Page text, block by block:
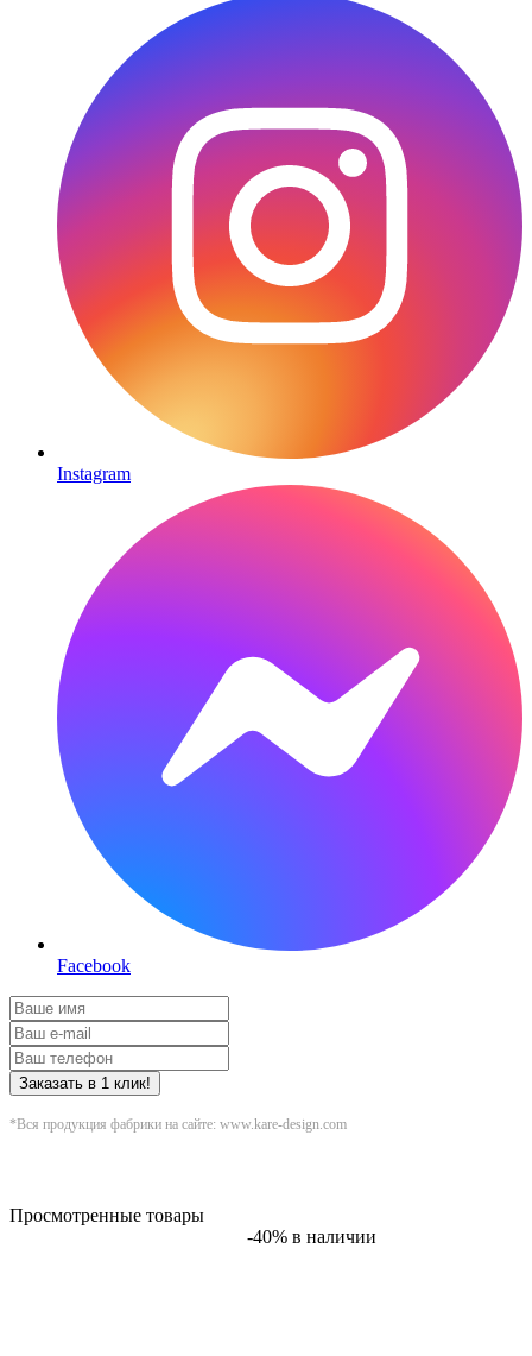
Instagram
Facebook
Заказать в 1 клик!
*Вся продукция фабрики на сайте: www.kare-design.com
Просмотренные товары
-40% в наличии